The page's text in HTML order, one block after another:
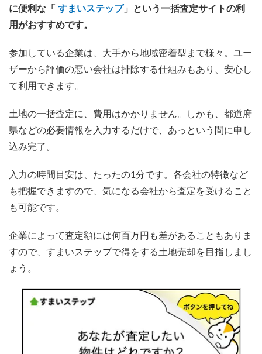
に便利な「 すまいステップ」という一括査定サイトの利
用がおすすめです。
参加している企業は、大手から地域密着型まで様々。ユー
ザーから評価の悪い会社は排除する仕組みもあり、安心し
て利用できます。
土地の一括査定に、費用はかかりません。しかも、都道府
県などの必要情報を入力するだけで、あっという間に申し
込み完了。
入力の時間目安は、たったの1分です。各会社の特徴など
も把握できますので、気になる会社から査定を受けること
も可能です。
企業によって査定額には何百万円も差があることもありま
すので、すまいステップで得をする土地売却を目指しまし
ょう。